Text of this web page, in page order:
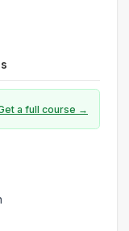
a full course →